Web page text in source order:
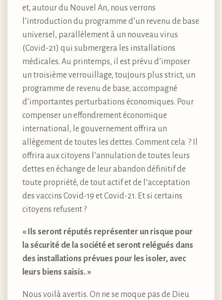
et, autour du Nouvel An, nous verrons
l’introduction du programme d’un revenu de base
universel, parallèlement à un nouveau virus
(Covid-21) qui submergera les installations
médicales. Au printemps, il est prévu d’imposer
un troisième verrouillage, toujours plus strict, un
programme de revenu de base, accompagné
d’importantes perturbations économiques. Pour
compenser un effondrement économique
international, le gouvernement offrira un
allègement de toutes les dettes. Comment cela ? Il
offrira aux citoyens l’annulation de toutes leurs
dettes en échange de leur abandon définitif de
toute propriété, de tout actif et de l’acceptation
des vaccins Covid-19 et Covid-21. Et si certains
citoyens refusent ?
« Ils seront réputés représenter un risque pour
la sécurité de la société et seront relégués dans
des installations prévues pour les isoler, avec
leurs biens saisis. »
Nous voilà avertis. On ne se moque pas de Dieu